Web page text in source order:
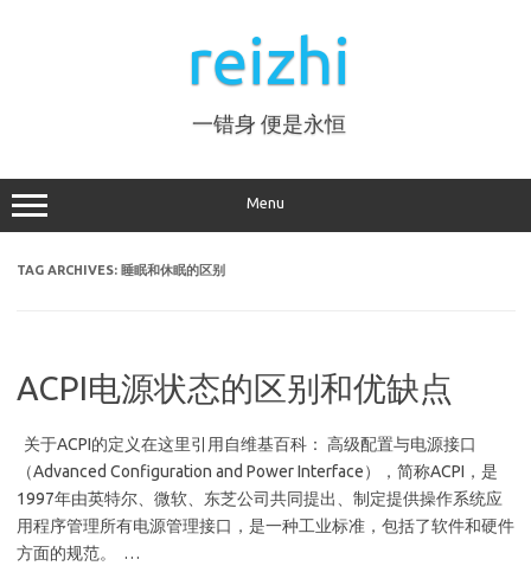
reizhi
一错身 便是永恒
Menu
TAG ARCHIVES: 睡眠和休眠的区别
ACPI电源状态的区别和优缺点
关于ACPI的定义在这里引用自维基百科： 高级配置与电源接口
（Advanced Configuration and Power Interface），简称ACPI，是
1997年由英特尔、微软、东芝公司共同提出、制定提供操作系统应
用程序管理所有电源管理接口，是一种工业标准，包括了软件和硬件
方面的规范。 …